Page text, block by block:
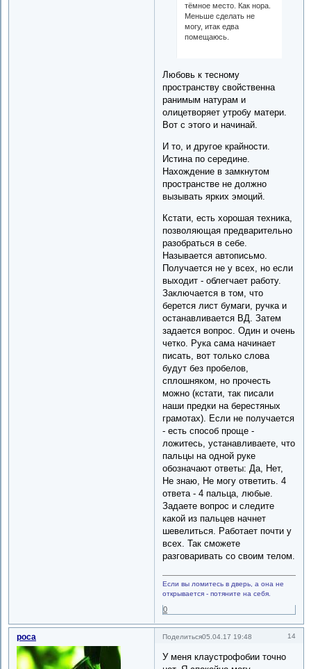
тёмное место. Как нора.
Меньше сделать не
могу, итак едва
помещаюсь.
Любовь к тесному
пространству свойственна
ранимым натурам и
олицетворяет утробу матери.
Вот с этого и начинай.
И то, и другое крайности.
Истина по середине.
Нахождение в замкнутом
пространстве не должно
вызывать ярких эмоций.
Кстати, есть хорошая техника,
позволяющая предварительно
разобраться в себе.
Называется автописьмо.
Получается не у всех, но если
выходит - облегчает работу.
Заключается в том, что
берется лист бумаги, ручка и
останавливается ВД. Затем
задается вопрос. Один и очень
четко. Рука сама начинает
писать, вот только слова
будут без пробелов,
сплошняком, но прочесть
можно (кстати, так писали
наши предки на берестяных
грамотах). Если не получается
- есть способ проще -
ложитесь, устанавливаете, что
пальцы на одной руке
обозначают ответы: Да, Нет,
Не знаю, Не могу ответить. 4
ответа - 4 пальца, любые.
Задаете вопрос и следите
какой из пальцев начнет
шевелиться. Работает почти у
всех. Так сможете
разговаривать со своим телом.
Если вы ломитесь в дверь, а она не
открывается - потяните на себя.
0
Поделиться 14
05.04.17 19:48
роса
У меня клаустрофобии точно